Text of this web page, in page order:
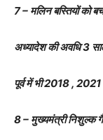
7 – मलिन बस्तियों को
अध्यादेश की अवधि 3
पूर्व में भी 2018 ,
8 – मुख्यमंत्री निशुल्क